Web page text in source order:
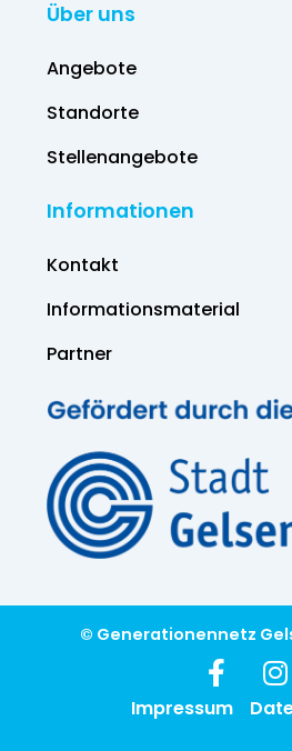
Über uns
Angebote
Standorte
Stellenangebote
Informationen
Kontakt
Informations­material
Partner
© Generationennetz
Impressum